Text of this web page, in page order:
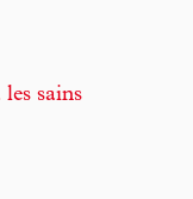
sains